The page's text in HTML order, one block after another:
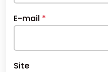
E-mail *
Site